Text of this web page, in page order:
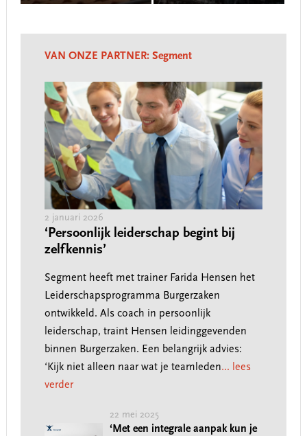
Main
ContentVAN ONZE PARTNER: Segment
2 januari 2026
‘Persoonlijk leiderschap begint bij
zelfkennis’
Segment heeft met trainer Farida Hensen het
Leiderschapsprogramma Burgerzaken
ontwikkeld. Als coach in persoonlijk
leiderschap, traint Hensen leidinggevenden
binnen Burgerzaken. Een belangrijk advies:
‘Kijk niet alleen naar wat je teamleden... lees
verder
22 mei 2025
‘Met een integrale aanpak kun je